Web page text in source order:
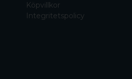
Köpvillkor
Integritetspolicy